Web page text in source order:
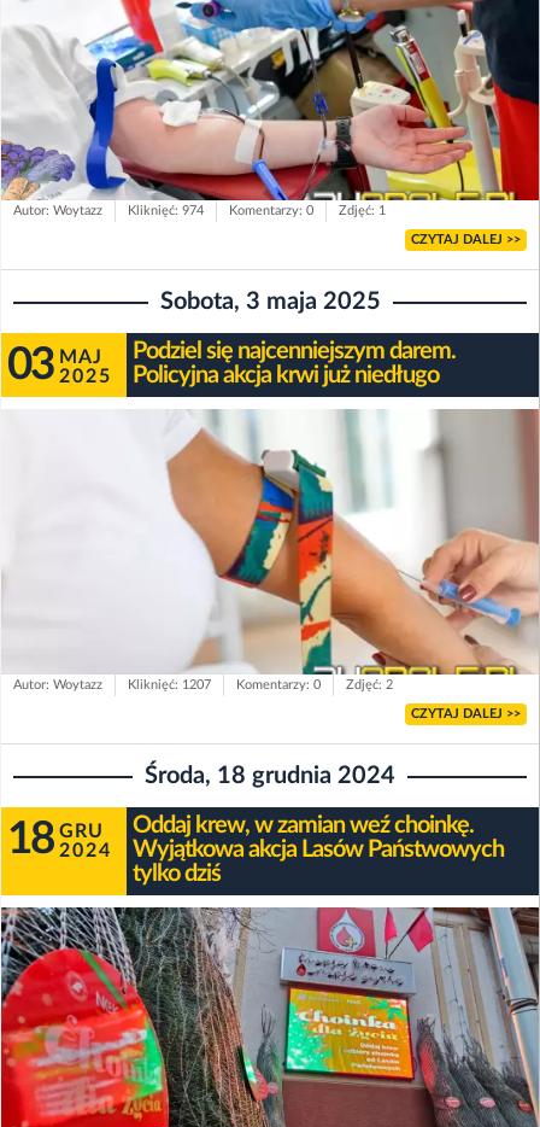
Autor: Woytazz Kliknięć: 974 Komentarzy: 0 Zdjęć: 1
CZYTAJ DALEJ >>
Sobota, 3 maja 2025
03 MAJ
2025
Podziel się najcenniejszym darem.
Policyjna akcja krwi już niedługo
Autor: Woytazz Kliknięć: 1207 Komentarzy: 0 Zdjęć: 2
CZYTAJ DALEJ >>
Środa, 18 grudnia 2024
18 GRU
2024
Oddaj krew, w zamian weź choinkę.
Wyjątkowa akcja Lasów Państwowych
tylko dziś